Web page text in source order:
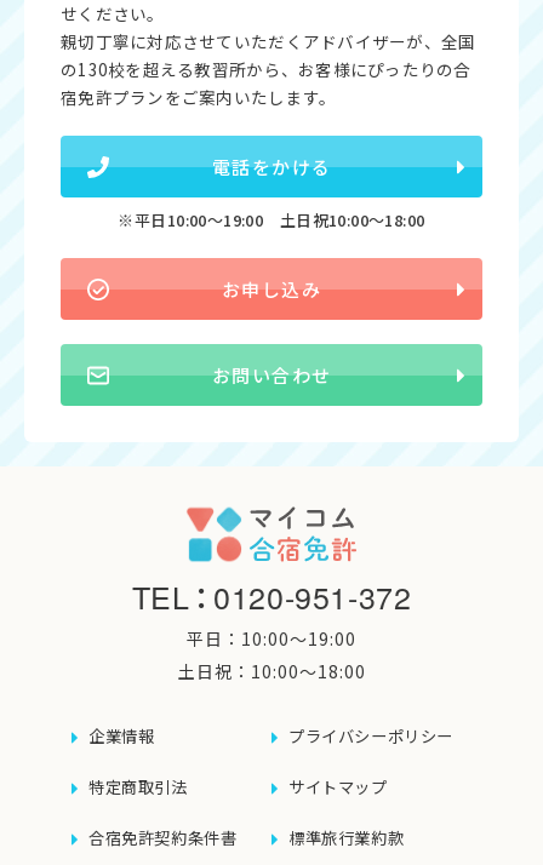
せください。
親切丁寧に対応させていただくアドバイザーが、全国
の130校を超える教習所から、お客様にぴったりの合
宿免許プランをご案内いたします。
電話をかける
※平日10:00〜19:00 土日祝10:00〜18:00
お申し込み
お問い合わせ
TEL：0120-951-372
平日：10:00〜19:00
土日祝：10:00〜18:00
企業情報 プライバシーポリシー
特定商取引法 サイトマップ
合宿免許契約条件書 標準旅行業約款